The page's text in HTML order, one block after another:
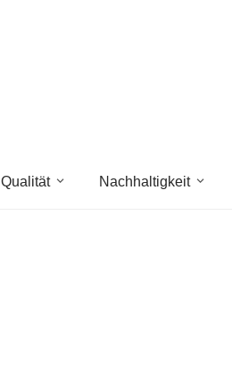
Qualität Nachhaltigkeit